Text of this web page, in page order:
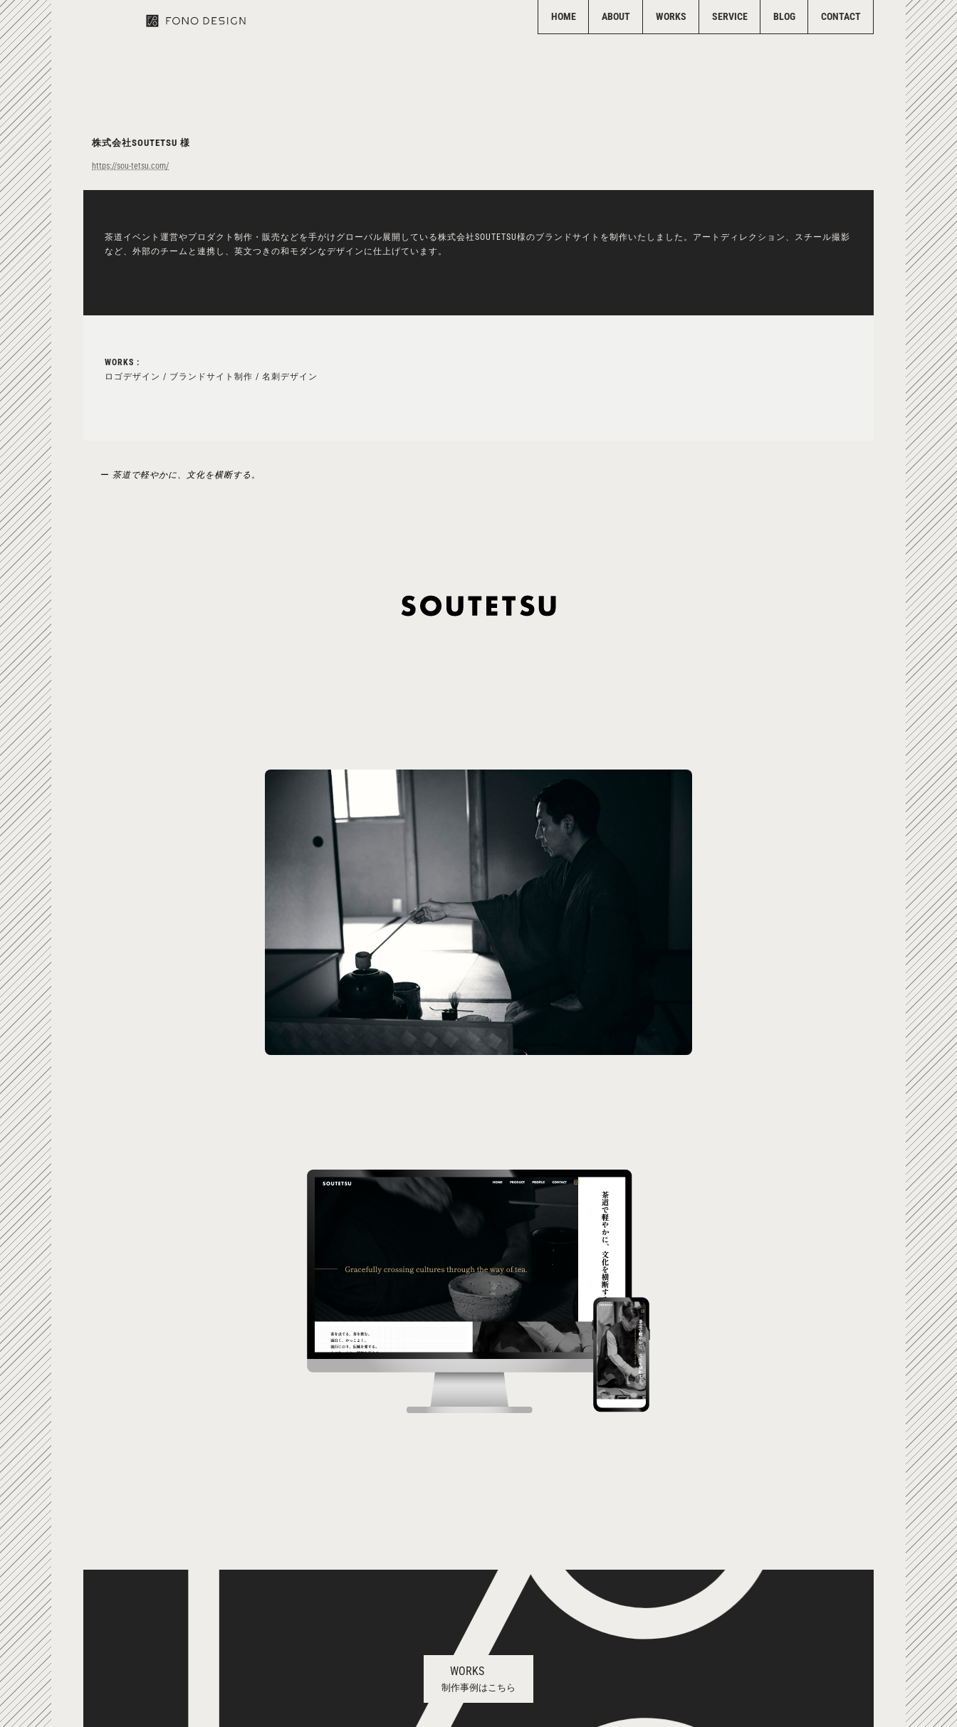
コ
ン
テ
ン
ツ
へ
ス
キ
ッ
プ
ナ
ビ
ゲ
ー
シ
ョ
ン
に
移
動
HOME ABOUT WORKS SERVICE BLOG CONTACT
株式会社SOUTETSU 様
https://sou-tetsu.com/
茶道イベント運営やプロダクト制作・販売などを手がけグローバル展開している株式会社SOUTETSU様のブランドサイトを制作いたしました。アートディレクション、スチール撮影
など、外部のチームと連携し、英文つきの和モダンなデザインに仕上げています。
WORKS :
ロゴデザイン / ブランドサイト制作 / 名刺デザイン
ー 茶道で軽やかに、文化を横断する。
WORKS
制作事例はこちら